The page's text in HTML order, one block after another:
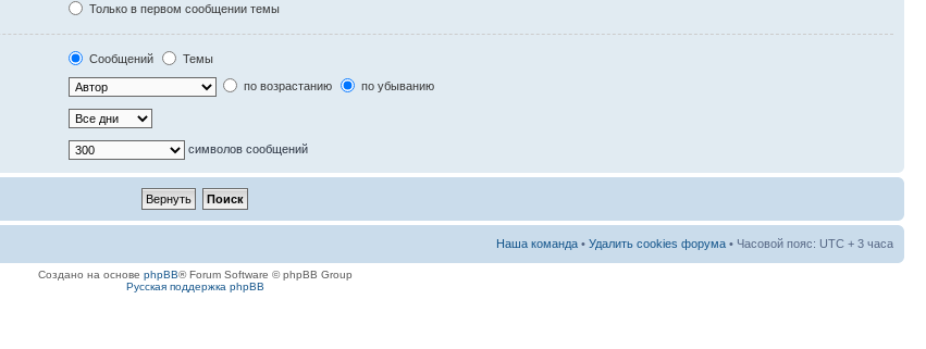
Только в первом сообщении темы
Сообщений
Темы
по возрастанию по убыванию
символов сообщений
Наша команда • Удалить cookies форума • Часовой пояс: UTC + 3 часа
Создано на основе phpBB® Forum Software © phpBB Group
Русская поддержка phpBB